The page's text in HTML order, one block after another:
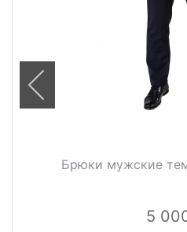
Брюки мужские
5